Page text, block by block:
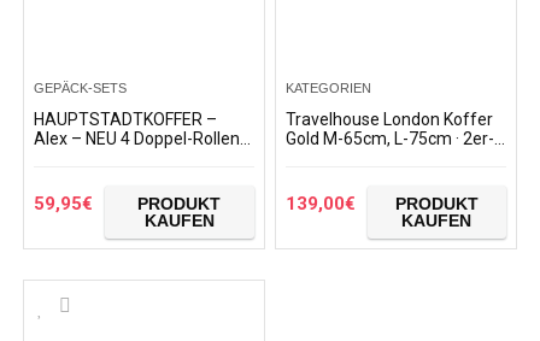
GEPÄCK-SETS
HAUPTSTADTKOFFER –
Alex – NEU 4 Doppel-Rollen
59,95€
PRODUKT
KAUFEN
KATEGORIEN
Travelhouse London Koffer
Gold M-65cm, L-75cm · 2er-
Mittlerer Koffer…
139,00€
PRODUKT
KAUFEN